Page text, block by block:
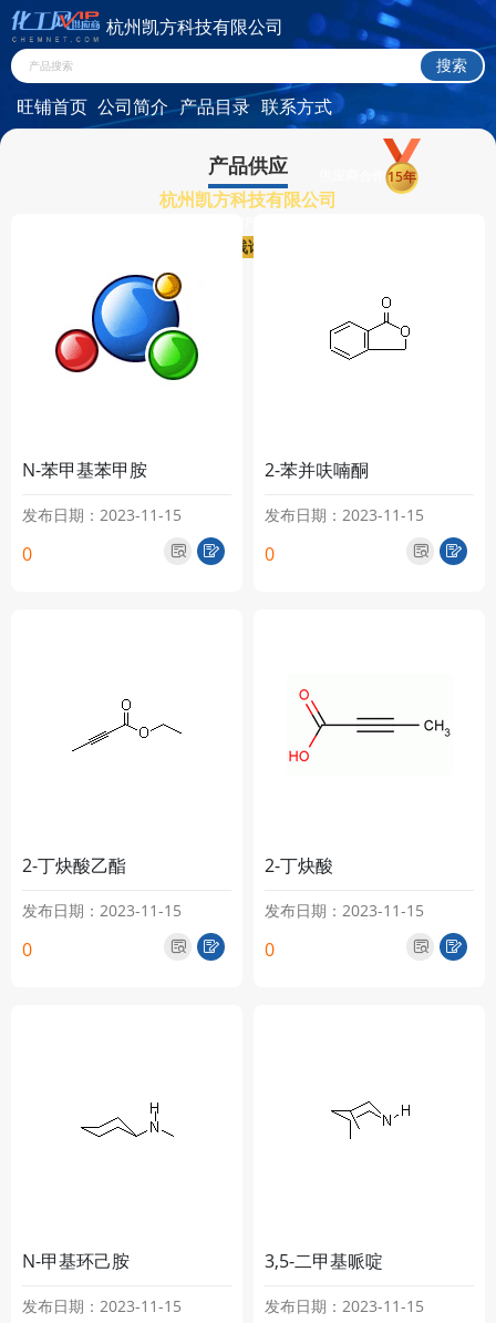
杭州凯方科技有限公司
旺铺首页 公司简介 产品目录 联系方式
杭州凯方科技有限公司
在线询盘
15年
产品供应
N-苯甲基苯甲胺
发布日期：2023-11-15
0
2-苯并呋喃酮
发布日期：2023-11-15
0
2-丁炔酸乙酯
发布日期：2023-11-15
0
2-丁炔酸
发布日期：2023-11-15
0
N-甲基环己胺
发布日期：2023-11-15
3,5-二甲基哌啶
发布日期：2023-11-15